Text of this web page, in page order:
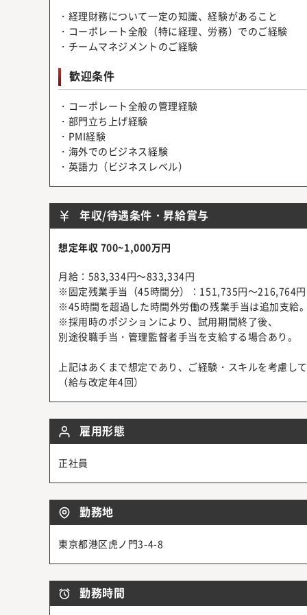
・経理財務について一定の知識、経験があること
・コーポレート全般（特に経理、労務）でのご経験
・チームマネジメントのご経験
歓迎条件
・コーポレート全般の管理経験
・部門立ち上げ経験
・PMI経験
・海外でのビジネス経験
・英語力（ビジネスレベル）
年収/待遇条件・昇給賞与
想定年収 700~1,000万円
月給：583,334円～833,334円
※固定残業手当（45時間分）：151,735円～216,764円
※45時間を超過した時間外労働の残業手当は追加支給。
※採用時のポジションにより、試用期間終了後、
別途役職手当・管理監督者手当を支給する場合あり。
上記はあくまで想定であり、ご経験・スキルを考慮し
（給与改定年4回）
雇用形態
正社員
勤務地
東京都港区虎ノ門3-4-8
勤務時間